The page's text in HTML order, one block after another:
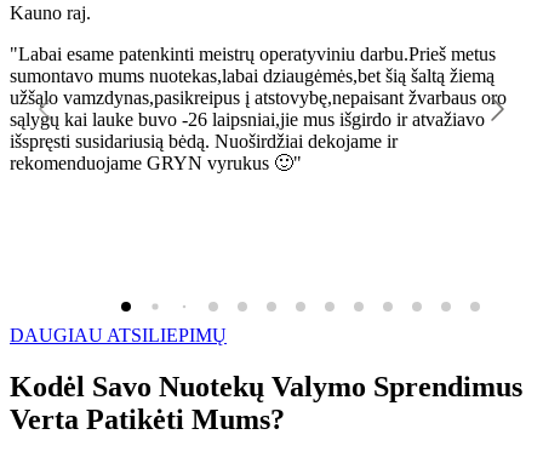
Kauno raj.
"Labai esame patenkinti meistrų operatyviniu darbu.Prieš metus
sumontavo mums nuotekas,labai dziaugėmės,bet šią šaltą žiemą
užšąlo vamzdynas,pasikreipus į atstovybę,nepaisant žvarbaus oro
sąlygų kai lauke buvo -26 laipsniai,jie mus išgirdo ir atvažiavo
išspręsti susidariusią bėdą. Nuoširdžiai dekojame ir
rekomenduojame GRYN vyrukus 🙂"
DAUGIAU ATSILIEPIMŲ
Kodėl Savo Nuotekų Valymo Sprendimus
Verta Patikėti Mums?